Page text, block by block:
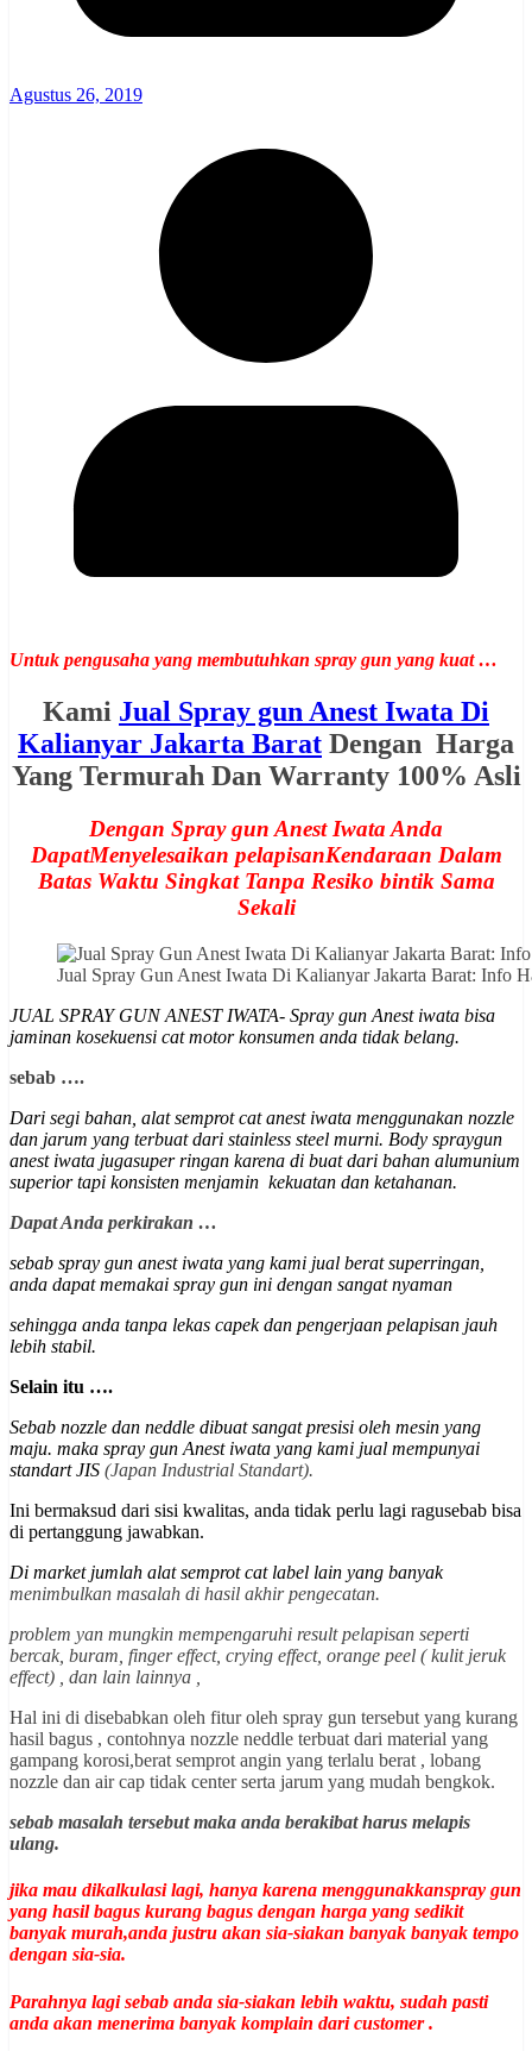
Agustus 26, 2019
Untuk pengusaha yang membutuhkan spray gun yang kuat …
Kami Jual Spray gun Anest Iwata Di
Kalianyar Jakarta Barat Dengan Harga
Yang Termurah Dan Warranty 100% Asli
Dengan Spray gun Anest Iwata Anda
DapatMenyelesaikan pelapisanKendaraan Dalam
Batas Waktu Singkat Tanpa Resiko bintik Sama
Sekali
Jual Spray Gun Anest Iwata Di Kalianyar Jakarta Barat: Info
JUAL SPRAY GUN ANEST IWATA- Spray gun Anest iwata bisa
jaminan kosekuensi cat motor konsumen anda tidak belang.
sebab ….
Dari segi bahan, alat semprot cat anest iwata menggunakan nozzle
dan jarum yang terbuat dari stainless steel murni. Body spraygun
anest iwata jugasuper ringan karena di buat dari bahan alumunium
superiortapi konsisten menjamin kekuatan dan ketahanan.
Dapat Anda perkirakan …
sebab spray gun anest iwata yang kami jual berat superringan,
anda dapat memakai spray gun ini dengan sangat nyaman
sehingga anda tanpa lekas capek dan pengerjaan pelapisan jauh
lebih stabil.
Selain itu ….
Sebab nozzle dan neddle dibuat sangat presisi oleh mesin yang
maju. maka spray gun Anest iwata yang kami jual mempunyai
standart JIS (Japan Industrial Standart).
Ini bermaksud dari sisi kwalitas, anda tidak perlu lagi ragusebab bisa
di pertanggung jawabkan.
Di market jumlah alat semprot cat label lain yang banyak
menimbulkan masalah di hasil akhir pengecatan.
problem yan mungkin mempengaruhi result pelapisan seperti
bercak, buram, finger effect, crying effect, orange peel ( kulit jeruk
effect) , dan lain lainnya ,
Hal ini di disebabkan oleh fitur oleh spray gun tersebut yang kurang
hasil bagus , contohnya nozzle neddle terbuat dari material yang
gampang korosi,berat semprot angin yang terlalu berat , lobang
nozzle dan air cap tidak center serta jarum yang mudah bengkok.
sebab masalah tersebut maka anda berakibat harus melapis
ulang.
jika mau dikalkulasi lagi, hanya karena menggunakkanspray gun
yang hasil bagus kurang bagus dengan harga yang sedikit
banyak murah,anda justru akan sia-siakan banyak banyak tempo
dengan sia-sia.
Parahnya lagi sebab anda sia-siakan lebih waktu, sudah pasti
anda akan menerima banyak komplain dari customer .